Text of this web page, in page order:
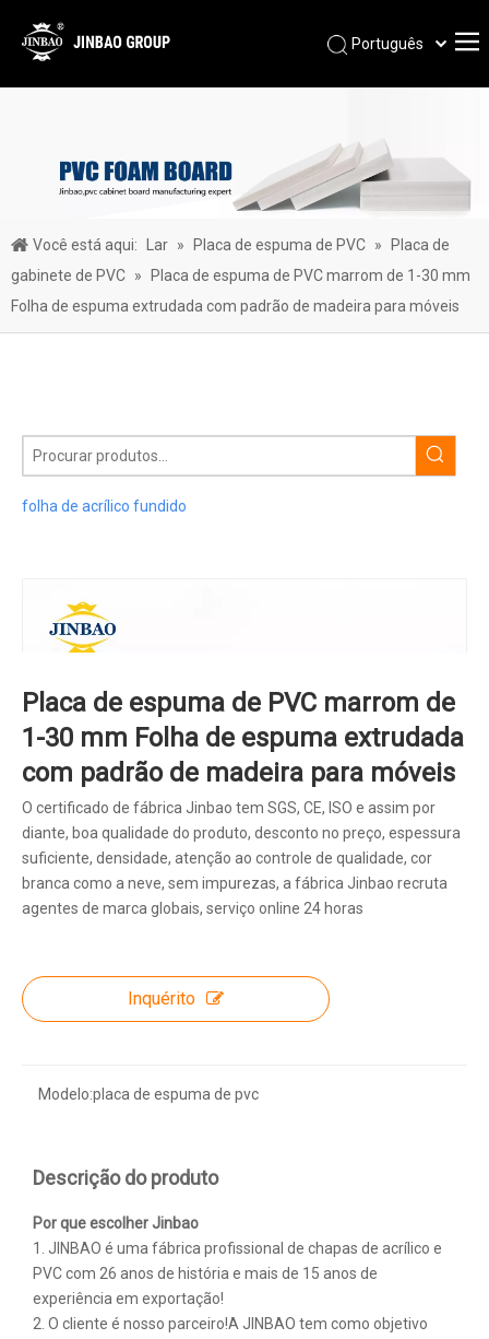
Português
简体中文
Você está aqui: Lar » Placa de espuma de PVC »
Placa de
gabinete de PVC »
Placa de espuma de PVC marrom de 1-30 mm
Folha de espuma extrudada com padrão de madeira para móveis
folha de acrílico fundido
Placa de espuma de PVC marrom de
1-30 mm Folha de espuma extrudada
com padrão de madeira para móveis
O certificado de fábrica Jinbao tem SGS, CE, ISO e assim por
diante, boa qualidade do produto, desconto no preço, espessura
suficiente, densidade, atenção ao controle de qualidade, cor
branca como a neve, sem impurezas, a fábrica Jinbao recruta
agentes de marca globais, serviço online 24 horas
Inquérito
Modelo:placa de espuma de pvc
Descrição do produto
Por que escolher Jinbao
1. JINBAO é uma fábrica profissional de chapas de acrílico e
PVC com 26 anos de história e mais de 15 anos de
experiência em exportação!
2. O cliente é nosso parceiro!A JINBAO tem como objetivo